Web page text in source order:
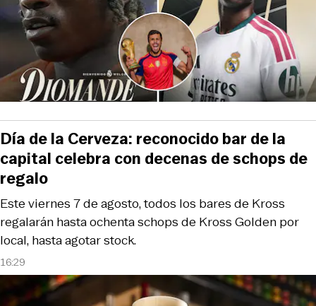
16:29
Este viernes 7 de agosto, todos los bares de Kross
regalarán hasta ochenta schops de Kross Golden por
local, hasta agotar stock.
Día de la Cerveza: reconocido bar de la
capital celebra con decenas de schops de
regalo